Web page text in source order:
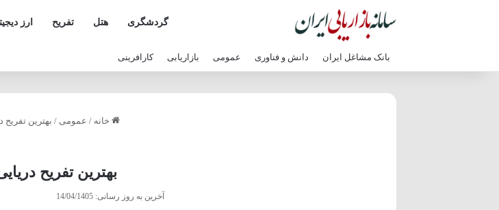
گردشگری هتل تفریح ارز
بانک مشاغل ایران دانش و فناوری عمومی بازاریابی کارافرینی
خانه / عمومی / بهترین
بهترین تفریح
آخرین به روز رسانی: 14/04/1405